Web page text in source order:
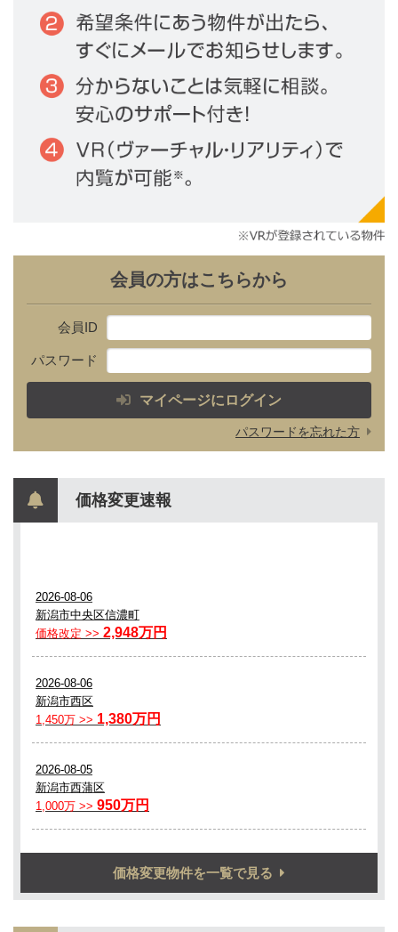
会員の方はこちらから
会員ID
パスワード
マイページにログイン
パスワードを忘れた方
価格変更速報
価格変更物件を一覧で見る